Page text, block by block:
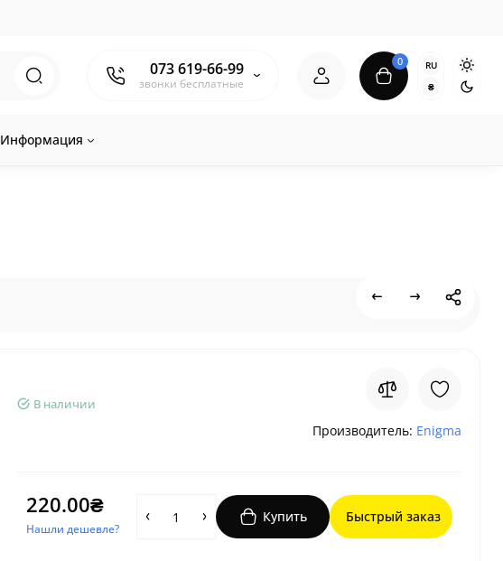
073 619-66-99
звонки бесплатные
0
RU
₴
Информация
В наличии
Производитель: Enigma
220.00₴
Нашли дешевле?
Купить Быстрый заказ